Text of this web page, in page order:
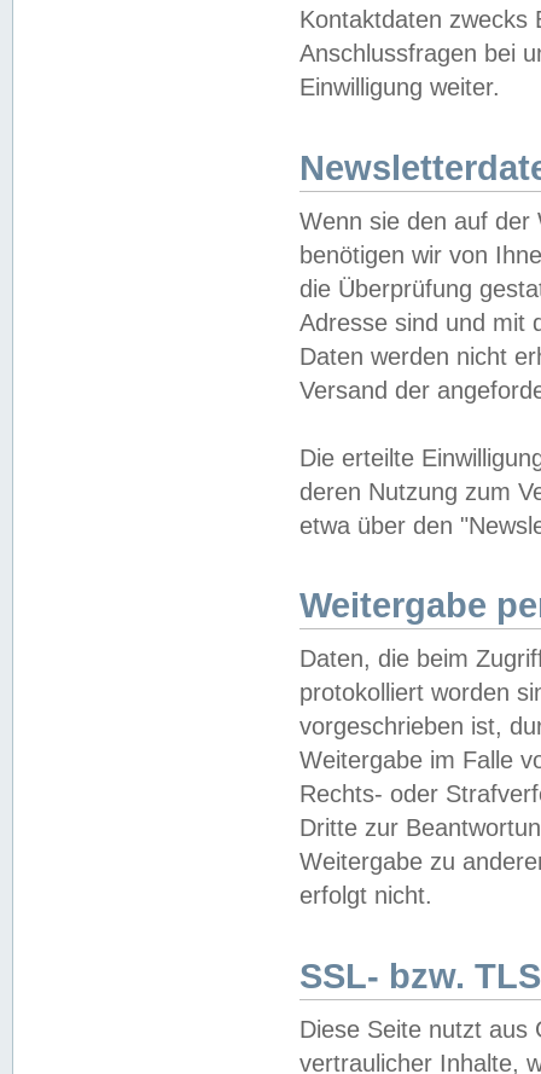
Kontaktdaten zwecks
Anschlussfragen bei
Einwilligung weiter.
Wenn sie den auf der
benötigen wir von
die Überprüfung
Adresse sind und mit
Daten werden nicht
Versand der
Die erteilte
deren Nutzung zum
etwa über den
Weitergabe
Daten, die beim
protokolliert worden
vorgeschrieben ist,
Weitergabe im Falle
Rechts- oder
Dritte zur
Weitergabe zu
erfolgt nicht.
SSL- bzw.
Diese Seite nutzt aus
vertraulicher Inhalte,